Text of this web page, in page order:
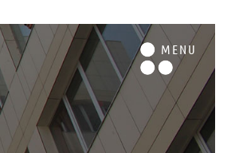
MENU